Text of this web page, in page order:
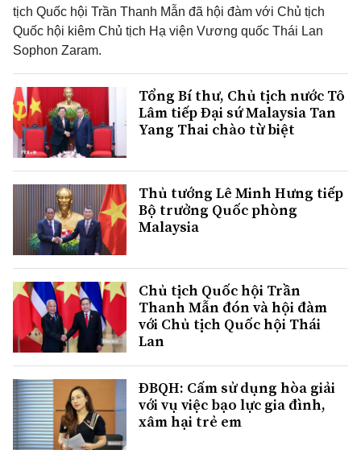
tịch Quốc hội Trần Thanh Mẫn đã hội đàm với Chủ tịch
Quốc hội kiêm Chủ tịch Hạ viện Vương quốc Thái Lan
Sophon Zaram.
Tổng Bí thư, Chủ tịch nước Tô
Lâm tiếp Đại sứ Malaysia Tan
Yang Thai chào từ biệt
Thủ tướng Lê Minh Hưng tiếp
Bộ trưởng Quốc phòng
Malaysia
Chủ tịch Quốc hội Trần
Thanh Mẫn đón và hội đàm
với Chủ tịch Quốc hội Thái
Lan
ĐBQH: Cấm sử dụng hòa giải
với vụ việc bạo lực gia đình,
xâm hại trẻ em